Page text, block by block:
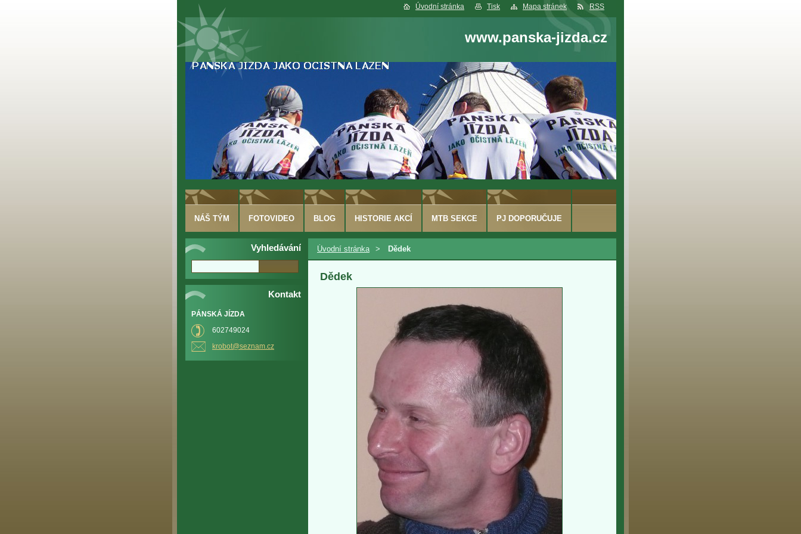
Úvodní stránka Tisk Mapa stránek RSS
www.panska-jizda.cz
Vyhledávání
Kontakt
PÁNSKÁ JÍZDA
602749024
krobot@seznam.cz
Úvodní stránka > Dědek
Dědek
NÁŠ TÝM FOTOVIDEO BLOG HISTORIE AKCÍ MTB SEKCE PJ DOPORUČUJE